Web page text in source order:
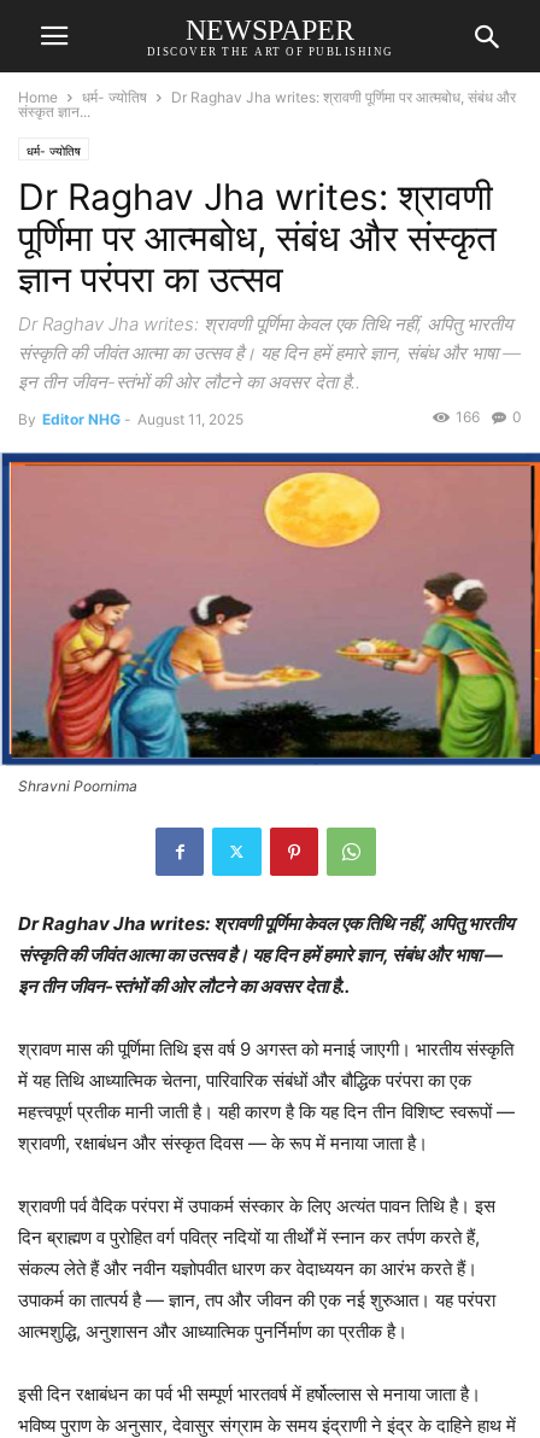
NEWSPAPER
DISCOVER THE ART OF PUBLISHING
Home धर्म- ज्योतिष
Dr Raghav Jha writes: श्रावणी पूर्णिमा पर आत्मबोध, संबंध और
संस्कृत ज्ञान...
धर्म- ज्योतिष
Dr Raghav Jha writes: श्रावणी
पूर्णिमा पर आत्मबोध, संबंध और संस्कृत
ज्ञान परंपरा का उत्सव
Dr Raghav Jha writes: श्रावणी पूर्णिमा केवल एक तिथि नहीं, अपितु भारतीय
संस्कृति की जीवंत आत्मा का उत्सव है। यह दिन हमें हमारे ज्ञान, संबंध और भाषा —
इन तीन जीवन-स्तंभों की ओर लौटने का अवसर देता है..
By Editor NHG - August 11, 2025 0
166
Shravni Poornima
Dr Raghav Jha writes: श्रावणी पूर्णिमा केवल एक तिथि नहीं, अपितु भारतीय
संस्कृति की जीवंत आत्मा का उत्सव है। यह दिन हमें हमारे ज्ञान, संबंध और भाषा —
इन तीन जीवन-स्तंभों की ओर लौटने का अवसर देता है..
श्रावण मास की पूर्णिमा तिथि इस वर्ष 9 अगस्त को मनाई जाएगी। भारतीय संस्कृति
में यह तिथि आध्यात्मिक चेतना, पारिवारिक संबंधों और बौद्धिक परंपरा का एक
महत्त्वपूर्ण प्रतीक मानी जाती है। यही कारण है कि यह दिन तीन विशिष्ट स्वरूपों —
श्रावणी, रक्षाबंधन और संस्कृत दिवस — के रूप में मनाया जाता है।
श्रावणी पर्व वैदिक परंपरा में उपाकर्म संस्कार के लिए अत्यंत पावन तिथि है। इस
दिन ब्राह्मण व पुरोहित वर्ग पवित्र नदियों या तीर्थों में स्नान कर तर्पण करते हैं,
संकल्प लेते हैं और नवीन यज्ञोपवीत धारण कर वेदाध्ययन का आरंभ करते हैं।
उपाकर्म का तात्पर्य है — ज्ञान, तप और जीवन की एक नई शुरुआत। यह परंपरा
आत्मशुद्धि, अनुशासन और आध्यात्मिक पुनर्निर्माण का प्रतीक है।
इसी दिन रक्षाबंधन का पर्व भी सम्पूर्ण भारतवर्ष में हर्षोल्लास से मनाया जाता है।
भविष्य पुराण के अनुसार, देवासुर संग्राम के समय इंद्राणी ने इंद्र के दाहिने हाथ में